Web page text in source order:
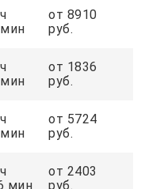
от 8910
руб.
от 1836
руб.
от 5724
руб.
мин
от 2403
руб.